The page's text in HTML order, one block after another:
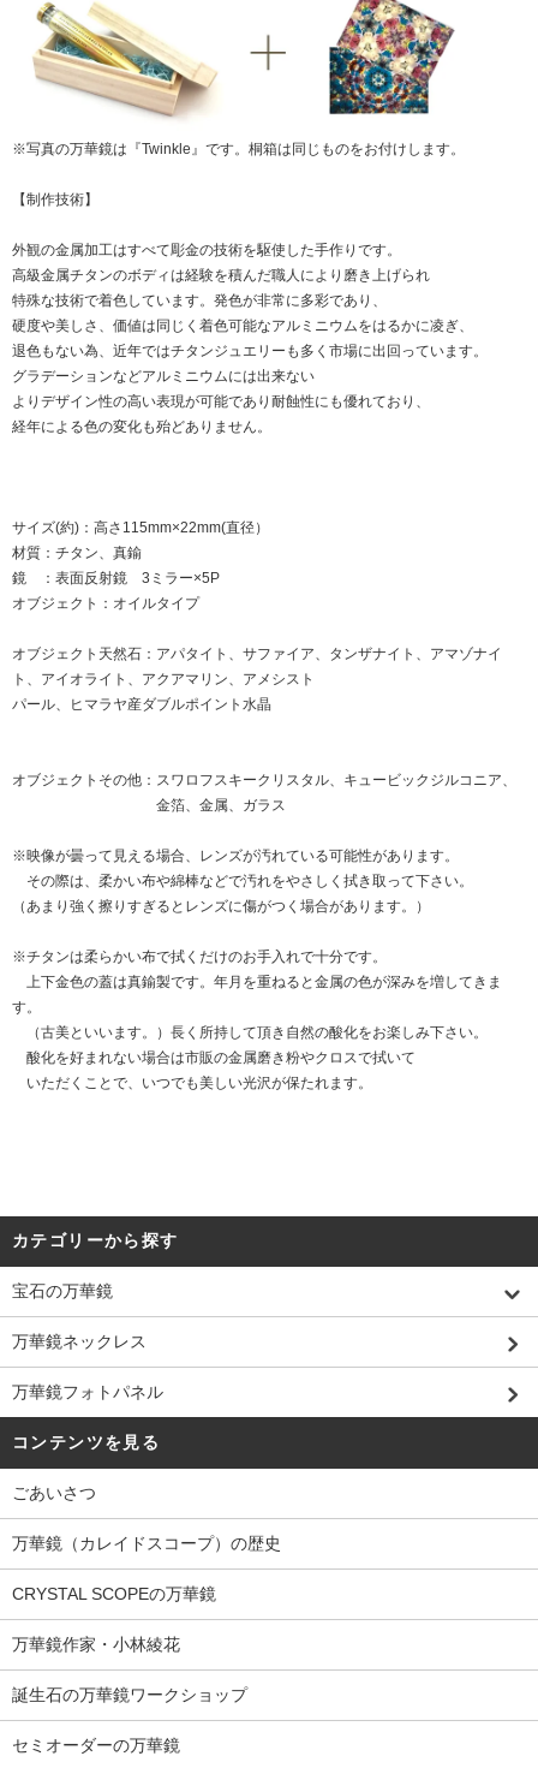
※写真の万華鏡は『Twinkle』です。桐箱は同じものをお付けします。
【制作技術】
外観の金属加工はすべて彫金の技術を駆使した手作りです。
高級金属チタンのボディは経験を積んだ職人により磨き上げられ
特殊な技術で着色しています。発色が非常に多彩であり、
硬度や美しさ、価値は同じく着色可能なアルミニウムをはるかに凌ぎ、
退色もない為、近年ではチタンジュエリーも多く市場に出回っています。
グラデーションなどアルミニウムには出来ない
よりデザイン性の高い表現が可能であり耐蝕性にも優れており、
経年による色の変化も殆どありません。
サイズ(約)：高さ115mm×22mm(直径）
材質：チタン、真鍮
鏡 ：表面反射鏡 3ミラー×5P
オブジェクト：オイルタイプ
オブジェクト天然石：アパタイト、サファイア、タンザナイト、アマゾナイ
ト、アイオライト、アクアマリン、アメシスト
パール、ヒマラヤ産ダブルポイント水晶
オブジェクトその他：スワロフスキークリスタル、キュービックジルコニア、
金箔、金属、ガラス
※映像が曇って見える場合、レンズが汚れている可能性があります。
その際は、柔かい布や綿棒などで汚れをやさしく拭き取って下さい。
（あまり強く擦りすぎるとレンズに傷がつく場合があります。）
※チタンは柔らかい布で拭くだけのお手入れで十分です。
上下金色の蓋は真鍮製です。年月を重ねると金属の色が深みを増してきま
す。
（古美といいます。）長く所持して頂き自然の酸化をお楽しみ下さい。
酸化を好まれない場合は市販の金属磨き粉やクロスで拭いて
いただくことで、いつでも美しい光沢が保たれます。
カテゴリーから探す
宝石の万華鏡
万華鏡ネックレス
万華鏡フォトパネル
コンテンツを見る
ごあいさつ
万華鏡（カレイドスコープ）の歴史
CRYSTAL SCOPEの万華鏡
万華鏡作家・小林綾花
誕生石の万華鏡ワークショップ
セミオーダーの万華鏡